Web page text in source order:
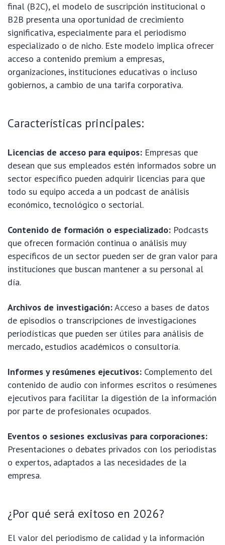
final (B2C), el modelo de suscripción institucional o
B2B presenta una oportunidad de crecimiento
significativa, especialmente para el periodismo
especializado o de nicho. Este modelo implica ofrecer
acceso a contenido premium a empresas,
organizaciones, instituciones educativas o incluso
gobiernos, a cambio de una tarifa corporativa.
Características principales:
Licencias de acceso para equipos: Empresas que
desean que sus empleados estén informados sobre un
sector específico pueden adquirir licencias para que
todo su equipo acceda a un podcast de análisis
económico, tecnológico o sectorial.
Contenido de formación o especializado: Podcasts
que ofrecen formación continua o análisis muy
específicos de un sector pueden ser de gran valor para
instituciones que buscan mantener a su personal al
día.
Archivos de investigación:Acceso a bases de datos
de episodios o transcripciones de investigaciones
periodísticas que pueden ser útiles para análisis de
mercado, estudios académicos o consultoría.
Informes y resúmenes ejecutivos: Complemento del
contenido de audio con informes escritos o resúmenes
ejecutivos para facilitar la digestión de la información
por parte de profesionales ocupados.
Eventos o sesiones exclusivas para corporaciones:
Presentaciones o debates privados con los periodistas
o expertos, adaptados a las necesidades de la
empresa.
¿Por qué será exitoso en 2026?
El valor del periodismo de calidad y la información